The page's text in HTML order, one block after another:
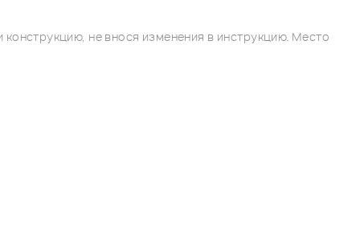
не внося изменения в инструкцию. Место